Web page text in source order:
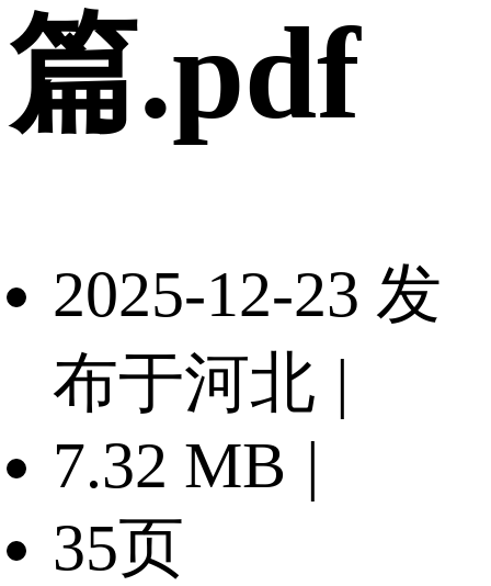
篇.pdf
2025-12-23 发
布于河北 |
7.32 MB |
35页